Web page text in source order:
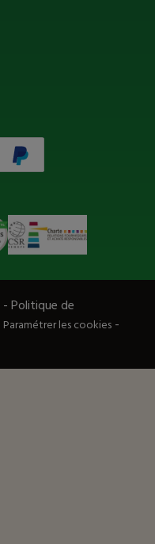
-Politique de
Paramétrer les cookies -